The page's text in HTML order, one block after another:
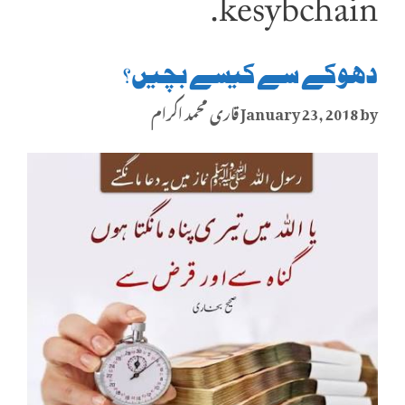
دھوکے سے کیسے بچیں؟
January 23, 2018by قاری محمد اکرام